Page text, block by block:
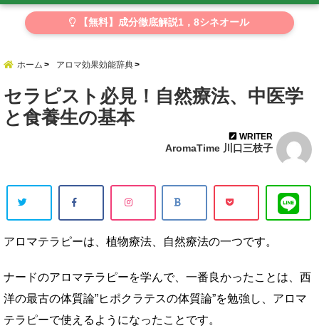
【無料】成分徹底解説1，8シネオール
ホーム アロマ効果効能辞典
セラピスト必見！自然療法、中医学
と食養生の基本
WRITER
AromaTime 川口三枝子
アロマテラピーは、植物療法、自然療法の一つです。
ナードのアロマテラピーを学んで、一番良かったことは、西
洋の最古の体質論”ヒポクラテスの体質論”を勉強し、アロマ
テラピーで使えるようになったことです。